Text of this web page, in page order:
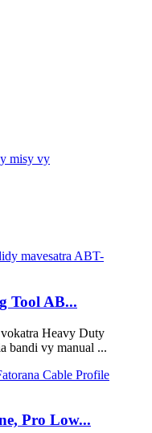
misy vy
Tool AB...
Heavy Duty
bandi vy manual ...
Pro Low...